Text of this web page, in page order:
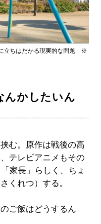
に立ちはだかる現実的な問題 ※
んかしたいん
む。原作は戦後の高
テレビアニメもその
家長」らしく、ちょ
くれつ）する。
ご飯はどうするん